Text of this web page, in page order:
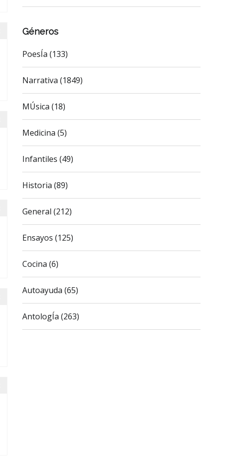
Géneros
PoesÍa (133)
Narrativa (1849)
MÚsica (18)
Medicina (5)
Infantiles (49)
Historia (89)
General (212)
Ensayos (125)
Cocina (6)
Autoayuda (65)
AntologÍa (263)